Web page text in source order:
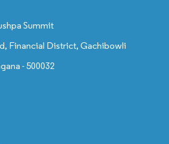
Summit
Financial District, Gachibowli
- 500032